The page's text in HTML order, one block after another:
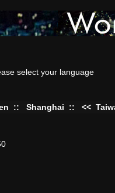
select your language
:: Shanghai :: <<